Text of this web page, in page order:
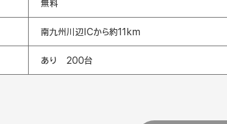
無料
南九州川辺ICから約11km
あり 200台